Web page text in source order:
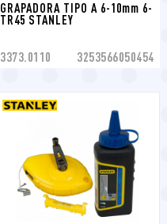
GRAPADORA TIPO A 6-10mm 6-
TR45 STANLEY
3373.0110 3253566050454